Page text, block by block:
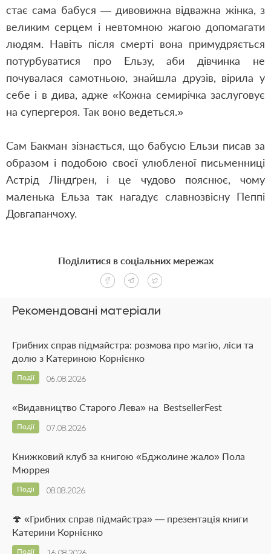
стає сама бабуся — дивовижна відважна жінка, з
великим серцем і невтомною жагою допомагати
людям. Навіть після смерті вона примудряється
потурбуватися про Ельзу, аби дівчинка не
почувалася самотньою, знайшла друзів, вірила у
себе і в дива, адже «Кожна семирічка заслуговує
на супергероя. Так воно ведеться.»
Сам Бакман зізнається, що бабусю Ельзи писав за
образом і подобою своєї улюбленої письменниці
Астрід Ліндґрен, і це чудово пояснює, чому
маленька Ельза так нагадує славнозвісну Пеппі
Довгапанчоху.
Рекомендовані матеріали
Грибних справ підмайстра: розмова про магію, ліси та
долю з Катериною Корнієнко
06.08.2026
Події
«Видавництво Старого Лева» на BestsellerFest
07.08.2026
Події
Книжковий клуб за книгою «Бджолине жало» Пола
Мюррея
08.08.2026
Події
🍄 «Грибних справ підмайстра» — презентація книги
Катерини Корнієнко
Події
Поділитися в соціальних мережах